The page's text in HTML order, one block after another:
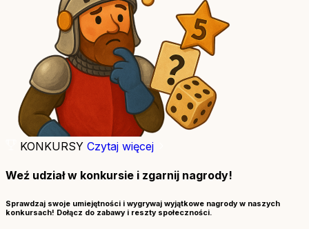
KONKURSY Czytaj więcej
Weź udział w konkursie i zgarnij nagrody!
Sprawdzaj swoje umiejętności i wygrywaj wyjątkowe nagrody w naszych
konkursach! Dołącz do zabawy i reszty społeczności.